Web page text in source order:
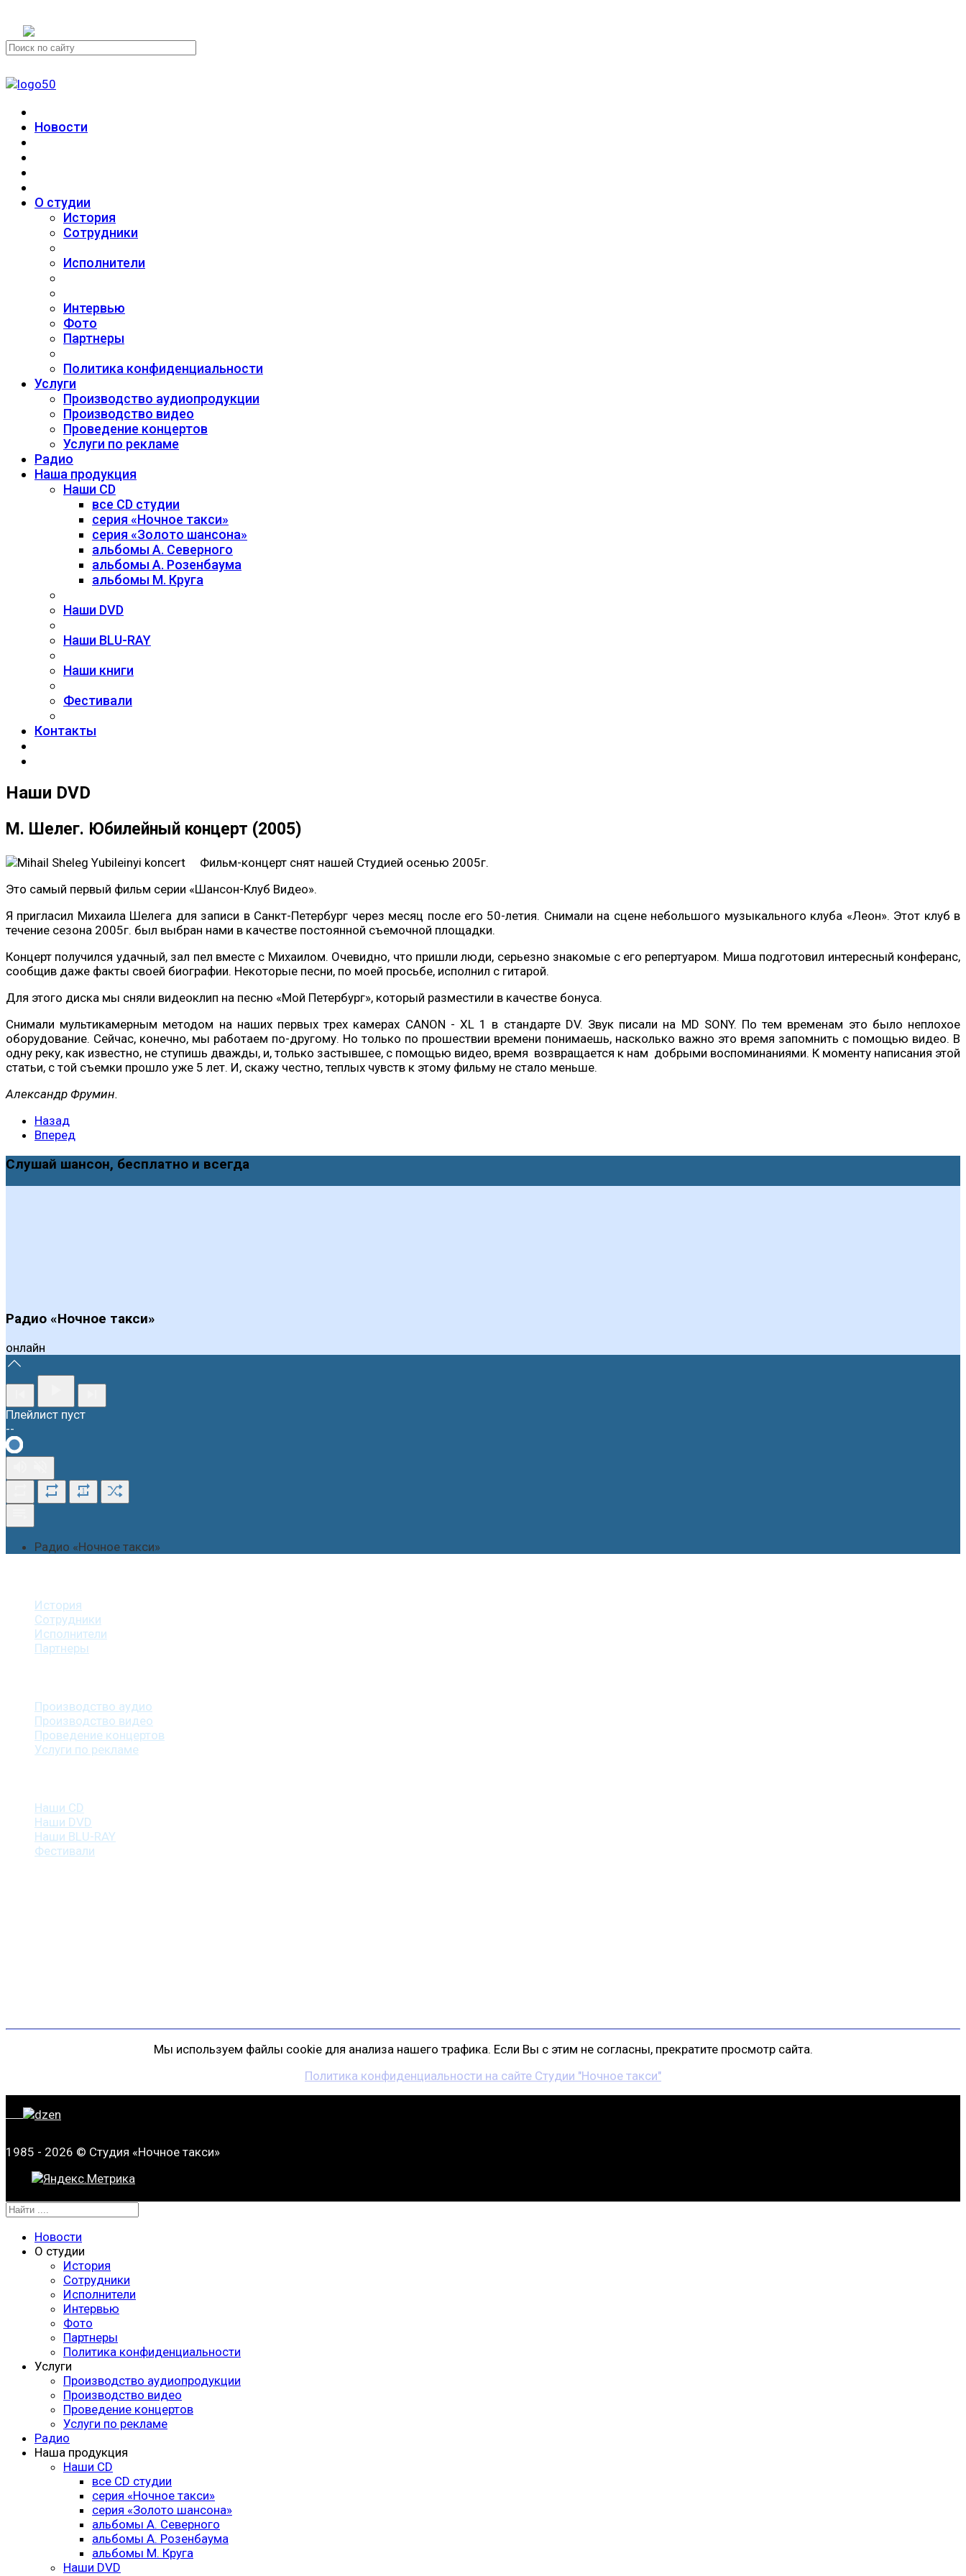
Новости
О студии
История
Сотрудники
Исполнители
Интервью
Фото
Партнеры
Политика конфиденциальности
Услуги
Производство аудиопродукции
Производство видео
Проведение концертов
Услуги по рекламе
Радио
Наша продукция
Наши CD
все CD студии
серия «Ночное такси»
серия «Золото шансона»
альбомы А. Северного
альбомы А. Розенбаума
альбомы М. Круга
Наши DVD
Наши BLU-RAY
Наши книги
Фестивали
Контакты
Наши DVD
М. Шелег. Юбилейный концерт (2005)
Фильм-концерт снят нашей Студией осенью 2005г.
Это самый первый фильм серии «Шансон-Клуб Видео».
Я пригласил Михаила Шелега для записи в Санкт-Петербург через месяц после его 50-летия. Снимали на сцене небольшого музыкального клуба «Леон». Этот клуб в
течение сезона 2005г. был выбран нами в качестве постоянной съемочной площадки.
Концерт получился удачный, зал пел вместе с Михаилом. Очевидно, что пришли люди, серьезно знакомые с его репертуаром. Миша подготовил интересный конферанс,
сообщив даже факты своей биографии. Некоторые песни, по моей просьбе, исполнил с гитарой.
Для этого диска мы сняли видеоклип на песню «Мой Петербург», который разместили в качестве бонуса.
Снимали мультикамерным методом на наших первых трех камерах CANON - XL 1 в стандарте DV. Звук писали на MD SONY. По тем временам это было неплохое
оборудование. Сейчас, конечно, мы работаем по-другому. Но только по прошествии времени понимаешь, насколько важно это время запомнить с помощью видео. В
одну реку, как известно, не ступишь дважды, и, только застывшее, с помощью видео, время возвращается к нам добрыми воспоминаниями. К моменту написания этой
статьи, с той съемки прошло уже 5 лет. И, скажу честно, теплых чувств к этому фильму не стало меньше.
Александр Фрумин.
Назад
Вперед
Слушай шансон, бесплатно и всегда
Радио «Ночное такси»
онлайн
Плейлист пуст
--
1
Радио «Ночное такси»
История
Сотрудники
Исполнители
Партнеры
Производство аудио
Производство видео
Проведение концертов
Услуги по рекламе
Наши CD
Наши DVD
Наши BLU-RAY
Фестивали
Мы используем файлы cookie для анализа нашего трафика. Если Вы с этим не согласны, прекратите просмотр сайта.
Политика конфиденциальности на сайте Студии "Ночное такси"
1985 - 2026 © Студия «Ночное такси»
Новости
О студии
История
Сотрудники
Исполнители
Интервью
Фото
Партнеры
Политика конфиденциальности
Услуги
Производство аудиопродукции
Производство видео
Проведение концертов
Услуги по рекламе
Радио
Наша продукция
Наши CD
все CD студии
серия «Ночное такси»
серия «Золото шансона»
альбомы А. Северного
альбомы А. Розенбаума
альбомы М. Круга
Наши DVD